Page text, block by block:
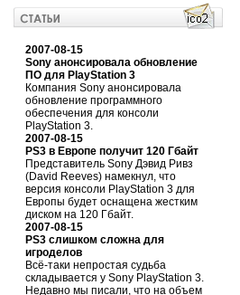
2007-08-15
Sony анонсировала обновление
ПО для PlayStation 3
Компания Sony анонсировала
обновление программного
обеспечения для консоли
PlayStation 3.
2007-08-15
PS3 в Европе получит 120 Гбайт
Представитель Sony Дэвид Ривз
(David Reeves) намекнул, что
версия консоли PlayStation 3 для
Европы будет оснащена жестким
диском на 120 Гбайт.
2007-08-15
PS3 слишком сложна для
игроделов
Всё-таки непростая судьба
складывается у Sony PlayStation 3.
Недавно мы писали, что на объем